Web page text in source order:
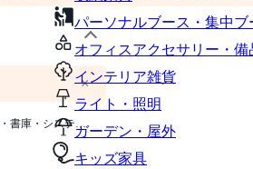
パーソナルブース・集中ブ
オフィスアクセサリー・備
インテリア雑貨
ライト・照明
ガーデン・屋外
キッズ家具
×
オフィスキャビネット・書庫・システム収納